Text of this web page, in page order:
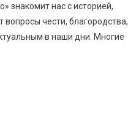
знакомит нас с историей,
чести, благородства,
в наши дни. Многие